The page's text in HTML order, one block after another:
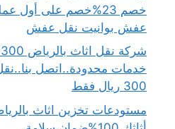
خصم 23%خصم على أول
عفش بوانيت نقل عفش
خدمات محدودة..اتصل بنا..نقل
300 ريال فقط
مستودعات تخزين اثاث